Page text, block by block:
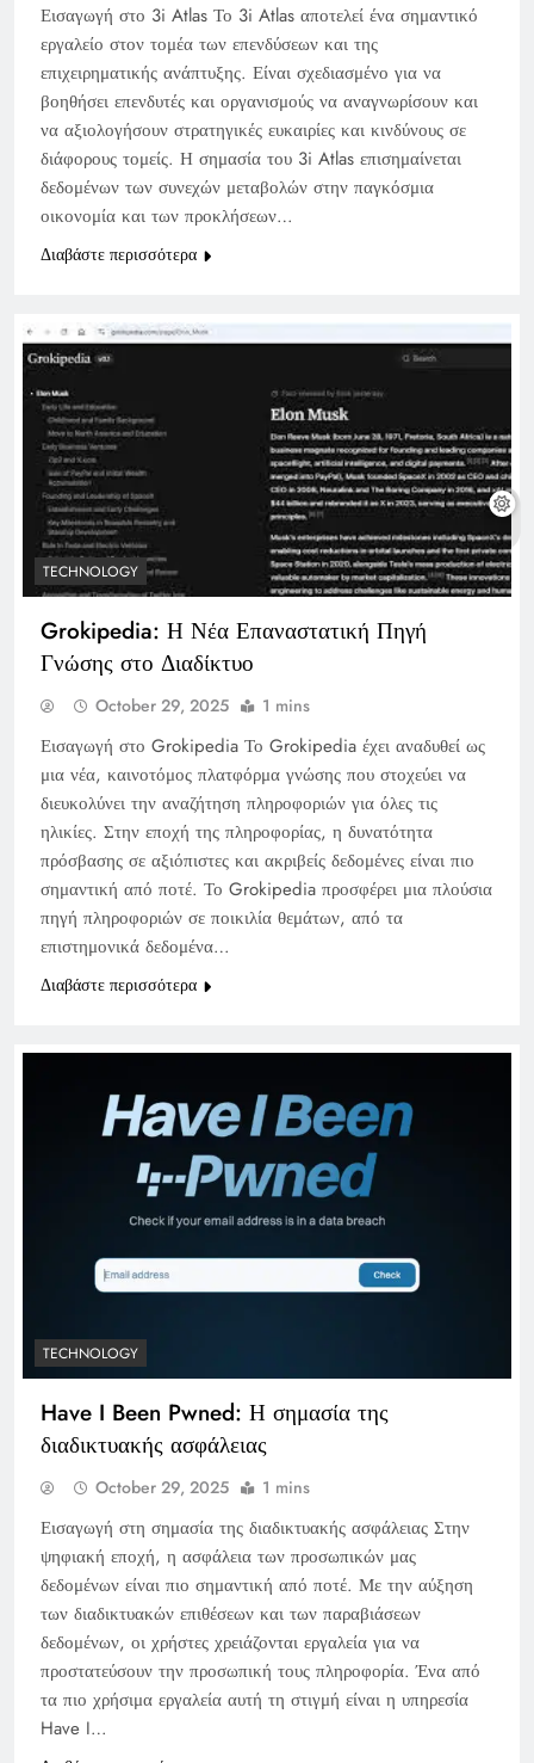
Εισαγωγή στο 3i Atlas Το 3i Atlas αποτελεί ένα σημαντικό
εργαλείο στον τομέα των επενδύσεων και της
επιχειρηματικής ανάπτυξης. Είναι σχεδιασμένο για να
βοηθήσει επενδυτές και οργανισμούς να αναγνωρίσουν και
να αξιολογήσουν στρατηγικές ευκαιρίες και κινδύνους σε
διάφορους τομείς. Η σημασία του 3i Atlas επισημαίνεται
δεδομένων των συνεχών μεταβολών στην παγκόσμια
οικονομία και των προκλήσεων…
Διαβάστε περισσότερα
TECHNOLOGY
Grokipedia: Η Νέα Επαναστατική Πηγή
Γνώσης στο Διαδίκτυο
October 29, 2025 1 mins
Εισαγωγή στο Grokipedia Το Grokipedia έχει αναδυθεί ως
μια νέα, καινοτόμος πλατφόρμα γνώσης που στοχεύει να
διευκολύνει την αναζήτηση πληροφοριών για όλες τις
ηλικίες. Στην εποχή της πληροφορίας, η δυνατότητα
πρόσβασης σε αξιόπιστες και ακριβείς δεδομένες είναι πιο
σημαντική από ποτέ. Το Grokipedia προσφέρει μια πλούσια
πηγή πληροφοριών σε ποικιλία θεμάτων, από τα
επιστημονικά δεδομένα…
Διαβάστε περισσότερα
TECHNOLOGY
Have I Been Pwned: Η σημασία της
διαδικτυακής ασφάλειας
October 29, 2025 1 mins
Εισαγωγή στη σημασία της διαδικτυακής ασφάλειας Στην
ψηφιακή εποχή, η ασφάλεια των προσωπικών μας
δεδομένων είναι πιο σημαντική από ποτέ. Με την αύξηση
των διαδικτυακών επιθέσεων και των παραβιάσεων
δεδομένων, οι χρήστες χρειάζονται εργαλεία για να
προστατεύσουν την προσωπική τους πληροφορία. Ένα από
τα πιο χρήσιμα εργαλεία αυτή τη στιγμή είναι η υπηρεσία
Have I…